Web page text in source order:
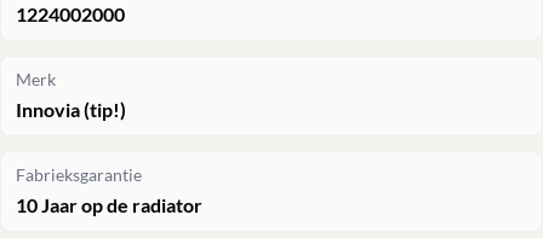
1224002000
Merk
Innovia (tip!)
Fabrieksgarantie
10 Jaar op de radiator